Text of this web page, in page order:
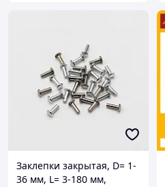
Заклепки закрытая, D= 1-
36 мм, L= 3-180 мм,